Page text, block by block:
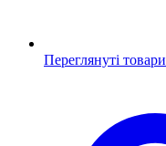
Переглянуті товари